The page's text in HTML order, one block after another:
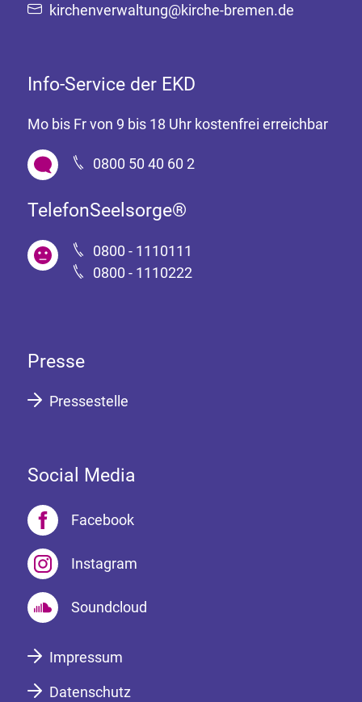
kirchenverwaltung@kirche-bremen.de
Info-Service der EKD
Mo bis Fr von 9 bis 18 Uhr kostenfrei erreichbar
0800 50 40 60 2
TelefonSeelsorge®
0800 - 1110111
0800 - 1110222
Presse
Pressestelle
Social Media
Facebook
Instagram
Soundcloud
Impressum
Datenschutz